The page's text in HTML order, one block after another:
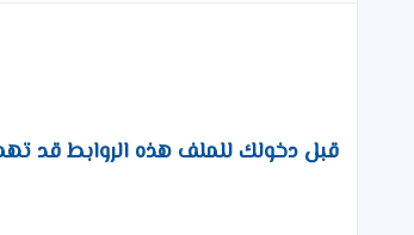
قبل دخولك للملف هذه الروابط قد